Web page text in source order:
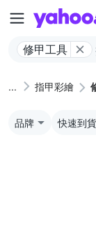
修甲工具
指甲彩繪
品牌 快速到貨